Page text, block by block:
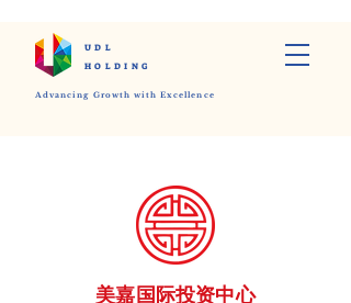
UDL
HOLDING
Advancing Growth with Excellence
美嘉国际投资中心